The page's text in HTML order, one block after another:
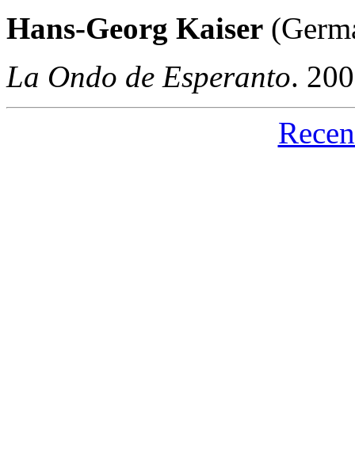
Hans-Georg Kaiser
La Ondo de Esperanto.